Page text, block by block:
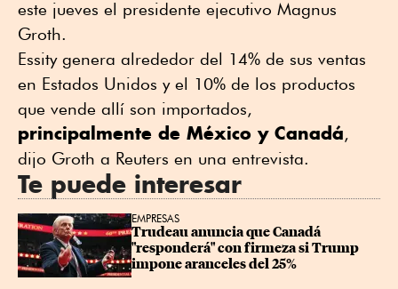
este jueves el presidente ejecutivo Magnus
Groth.
Essity genera alrededor del 14% de sus ventas
en Estados Unidos y el 10% de los productos
que vende allí son importados,
principalmente de México y Canadá,
dijo Groth a Reuters en una entrevista.
Te puede interesar
EMPRESAS
Trudeau anuncia que Canadá
"responderá" con firmeza si Trump
impone aranceles del 25%